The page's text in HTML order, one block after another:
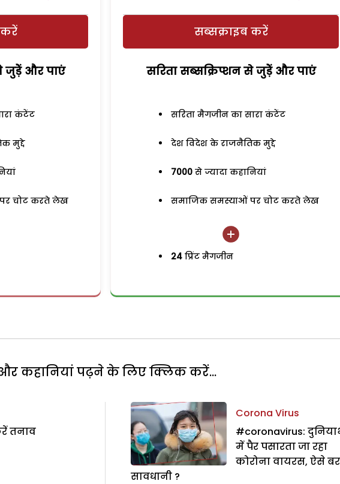
करें
जुड़ेें और पाएं
कंटेंट
मुद्दे
चोट करते लेख
सब्सक्राइब करें
सरिता सब्सक्रिप्शन से जुड़ेें और पाएं
सरिता मैगजीन का सारा कंटेंट
देश विदेश के राजनैतिक मुद्दे
7000 से ज्यादा कहानियां
समाजिक समस्याओं पर चोट करते लेख
24 प्रिंट मैगजीन
कहानियां पढ़ने के लिए क्लिक करें...
तनाव
Corona Virus
#coronavirus:
में पैर पसारता जा रहा
कोरोना वायरस, ऐसे
सावधानी ?